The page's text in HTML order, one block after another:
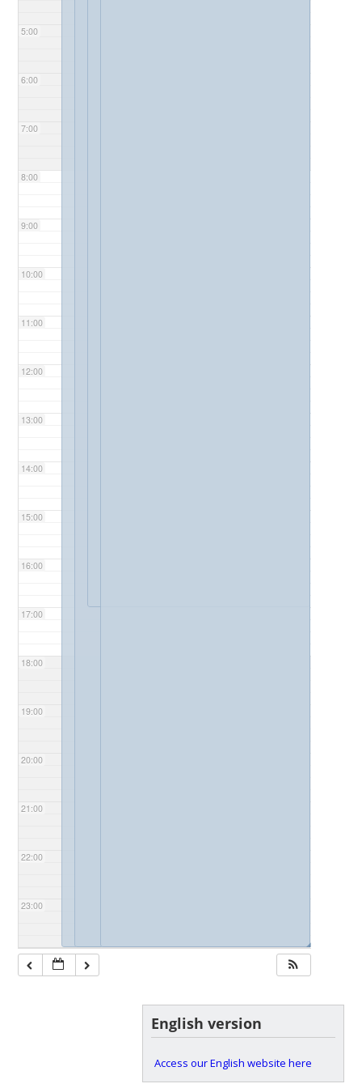
5:00
6:00
7:00
8:00
9:00
10:00
11:00
12:00
13:00
14:00
15:00
16:00
17:00
18:00
19:00
20:00
21:00
22:00
23:00
◢◢◢
English version
Access our English website here